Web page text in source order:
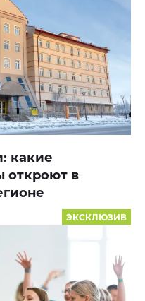
какие
откроют в
ЭКСКЛЮЗИВ